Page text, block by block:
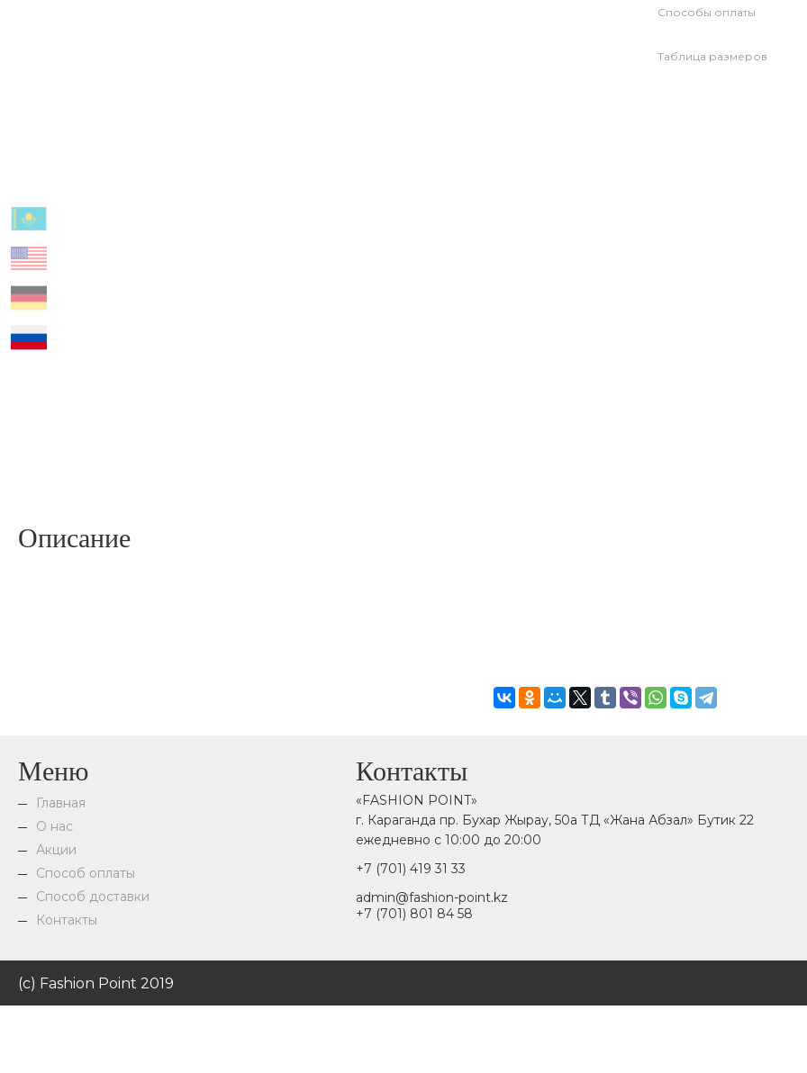
Способы оплаты
Таблица размеров
Описание
Меню
Главная
О нас
Акции
Способ оплаты
Способ доставки
Контакты
Контакты
«FASHION POINT»
г. Караганда пр. Бухар Жырау, 50а ТД «Жана Абзал» Бутик 22
ежедневно с 10:00 до 20:00
+7 (701) 419 31 33
admin@fashion-point.kz
+7 (701) 801 84 58
(c) Fashion Point 2019